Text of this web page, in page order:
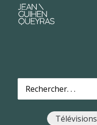
Télévisions